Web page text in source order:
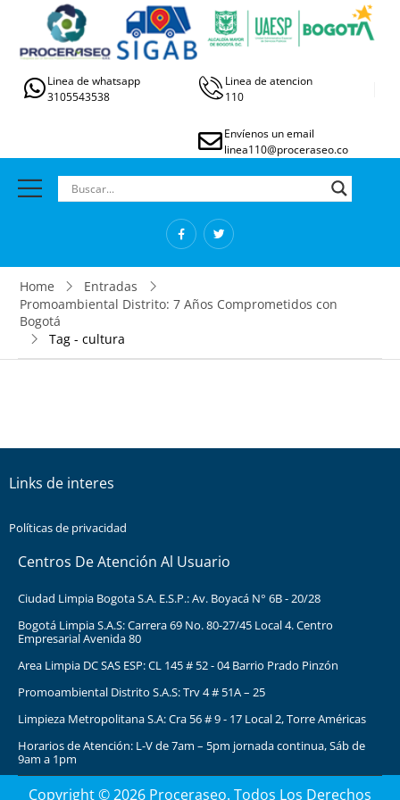
Linea de whatsapp
3105543538
Linea de atencion
110
Envíenos un email
linea110@proceraseo.co
Home
Entradas
Promoambiental Distrito: 7 Años Comprometidos con
Bogotá
Tag - cultura
Links de interes
Políticas de privacidad
Centros De Atención Al Usuario
Ciudad Limpia Bogota S.A. E.S.P.: Av. Boyacá N° 6B - 20/28
Bogotá Limpia S.A.S: Carrera 69 No. 80-27/45 Local 4. Centro
Empresarial Avenida 80
Area Limpia DC SAS ESP: CL 145 # 52 - 04 Barrio Prado Pinzón
Promoambiental Distrito S.A.S: Trv 4 # 51A – 25
Limpieza Metropolitana S.A: Cra 56 # 9 - 17 Local 2, Torre Américas
Horarios de Atención: L-V de 7am – 5pm jornada continua, Sáb de
9am a 1pm
Copyright © 2026 Proceraseo. Todos Los Derechos